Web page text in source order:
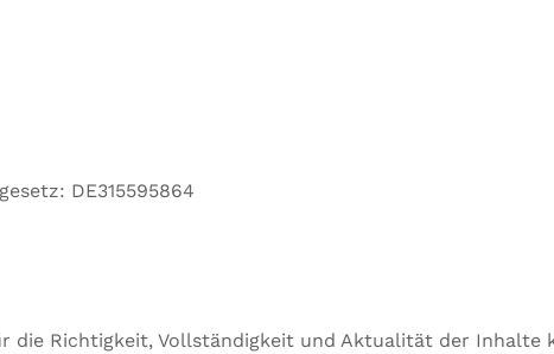
DE315595864
Richtigkeit, Vollständigkeit und Aktualität der Inhalte